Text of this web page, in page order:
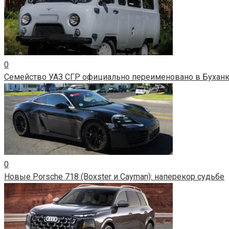
0
Семейство УАЗ СГР официально переименовано в
0
Новые Porsche 718 (Boxster и Cayman): наперекор судьбе